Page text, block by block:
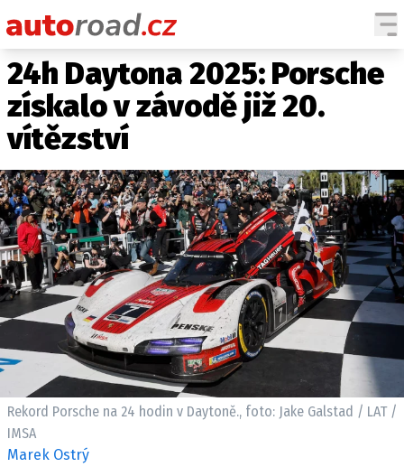
AUTA
TESTY AUT
SPY
HISTORIE
ZAJÍMAVOSTI
TECHNIKA
EKONOMIKA
ČESKÝ TRH
TUNING
PROFI
ELEKTRO
24h Daytona 2025: Porsche
získalo v závodě již 20.
vítězství
Rekord Porsche na 24 hodin v Daytoně., foto: Jake Galstad / LAT /
IMSA
Marek Ostrý